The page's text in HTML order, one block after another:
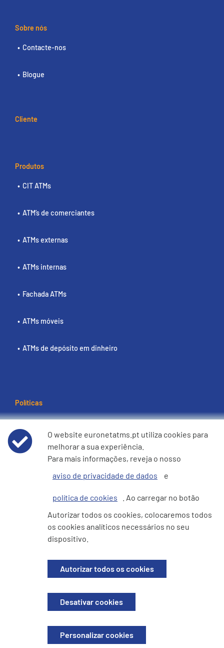
Sobre nós
Contacte-nos
Blogue
Cliente
Produtos
CIT ATMs
ATM’s de comerciantes
ATMs externas
ATMs internas
Fachada ATMs
ATMs móveis
ATMs de depósito em dinheiro
Políticas
Termos e condições de utilização
Aviso de Privacidade de Dados
Política de cookies
e360 Declaração sobre Escravatura Moderna e Tráfico de
Seres Humanos
Site do Investidor
© 2026 EURONETEFT Services Portugal, Unipessoal Lda. Todos os
direitos reservados. Registada em Portugal. N.° de empresa 518167741.
O website euronetatms.pt utiliza cookies para
melhorar a sua experiência.
Para mais informações, reveja o nosso
aviso de privacidade de dados
e
política de cookies
. Ao carregar no botão
Autorizar todos os cookies, colocaremos todos
os cookies analíticos necessários no seu
dispositivo.
Autorizar todos os cookies
Desativar cookies
Personalizar cookies